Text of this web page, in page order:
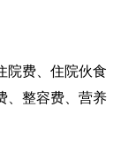
院费、住院伙食
、整容费、营养